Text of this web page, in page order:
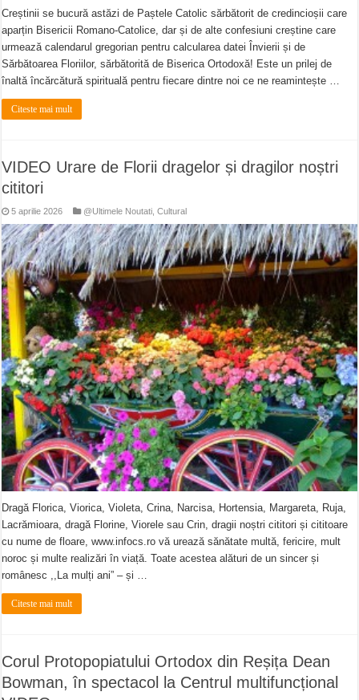
Creștinii se bucură astăzi de Paștele Catolic sărbătorit de credincioșii care
aparțin Bisericii Romano-Catolice, dar și de alte confesiuni creștine care
urmează calendarul gregorian pentru calcularea datei Învierii și de
Sărbătoarea Floriilor, sărbătorită de Biserica Ortodoxă! Este un prilej de
înaltă încărcătură spirituală pentru fiecare dintre noi ce ne reamintește …
Citeste mai mult
VIDEO Urare de Florii dragelor și dragilor noștri
cititori
5 aprilie 2026 @Ultimele Noutati ,Cultural
Dragă Florica, Viorica, Violeta, Crina, Narcisa, Hortensia, Margareta, Ruja,
Lacrămioara, dragă Florine, Viorele sau Crin, dragii noștri cititori și cititoare
cu nume de floare, www.infocs.ro vă urează sănătate multă, fericire, mult
noroc și multe realizări în viață. Toate acestea alături de un sincer și
românesc ,,La mulți ani” – și …
Citeste mai mult
Corul Protopopiatului Ortodox din Reșița Dean
Bowman, în spectacol la Centrul multifuncțional